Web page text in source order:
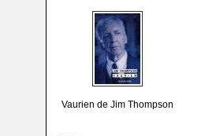
Vaurien de Jim Thompson